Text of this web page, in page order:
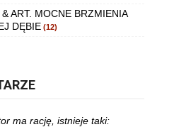
ART. MOCNE BRZMIENIA
DĘBIE (12)
ma rację, istnieje taki: